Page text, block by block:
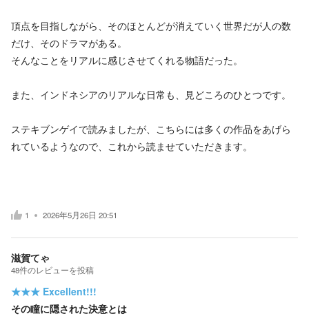
頂点を目指しながら、そのほとんどが消えていく世界だが人の数
だけ、そのドラマがある。
そんなことをリアルに感じさせてくれる物語だった。
また、インドネシアのリアルな日常も、見どころのひとつです。
ステキブンゲイで読みましたが、こちらには多くの作品をあげら
れているようなので、これから読ませていただきます。
1 2026年5月26日 20:51
滋賀てゃ
48件のレビューを投稿
★★★ Excellent!!!
その瞳に隠された決意とは